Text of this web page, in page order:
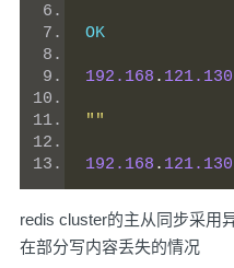
OK
192.168 . 121.130
""
192.168 . 121.130
redis cluster的主从同步采用
在部分写内容丢失的情况